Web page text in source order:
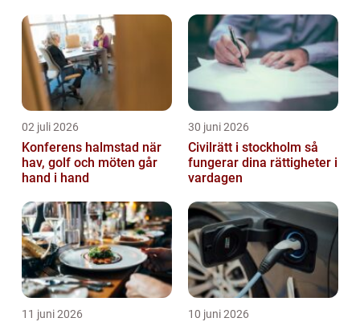
02 juli 2026
Konferens halmstad när
hav, golf och möten går
hand i hand
30 juni 2026
Civilrätt i stockholm så
fungerar dina rättigheter i
vardagen
11 juni 2026 10 juni 2026